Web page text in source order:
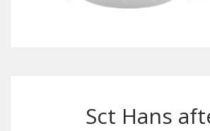
Sct Hans